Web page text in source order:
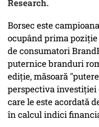
Research.
Borsec este
ocupând prima
de consumatori
puternice branduri
ediție, măsoară
perspectiva
care le este acordată
în calcul indici